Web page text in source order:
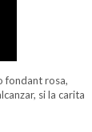
fondant rosa,
si la carita